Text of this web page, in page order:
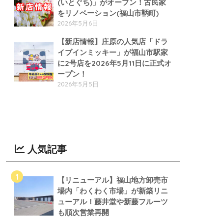
(いとぐち)」がオープン！古民家
をリノベーション(福山市鞆町)
2026年5月6日
【新店情報】庄原の人気店「ドラ
イブインミッキー」が福山市駅家
に2号店を2026年5月11日に正式オ
ープン！
2026年5月5日
人気記事
【リニューアル】福山地方卸売市
場内「わくわく市場」が新築リニ
ューアル！藤井堂や新藤フルーツ
も順次営業再開